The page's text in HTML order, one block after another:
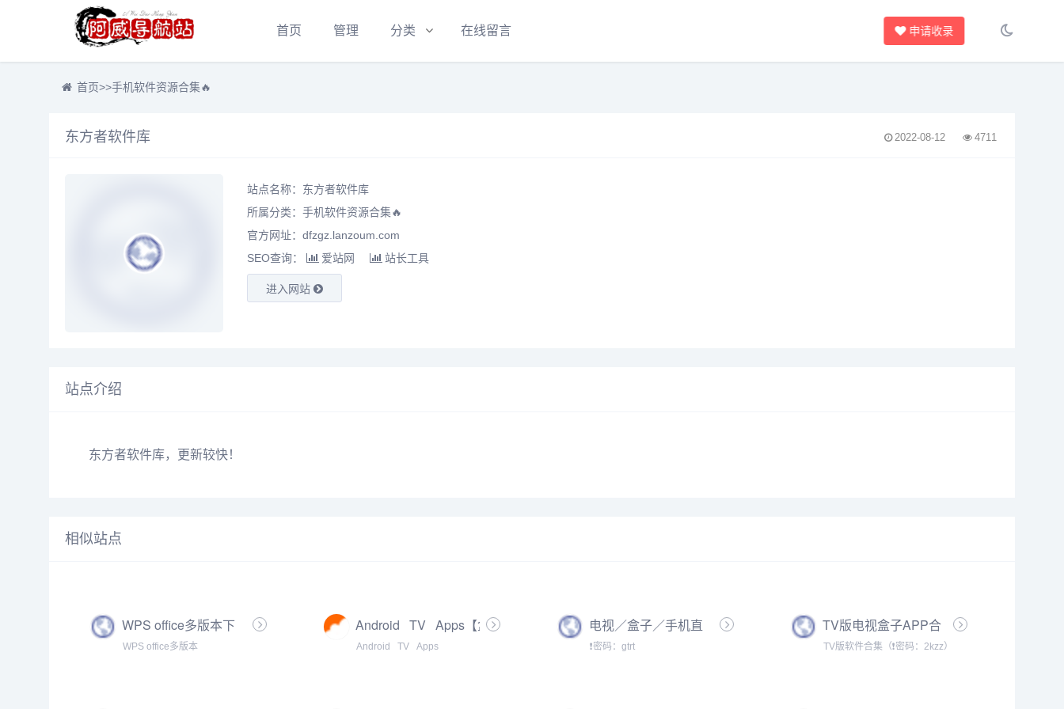
首页 管理 分类 在线留言 申请收录
首页>>手机软件资源合集🔥
东方者软件库 2022-08-12 4711
站点名称：东方者软件库
所属分类： 手机软件资源合集🔥
官方网址：dfzgz.lanzoum.com
SEO查询：
爱站网 站长工具
进入网站
站点介绍
东方者软件库，更新较快！
相似站点
WPS office多版本下
载合集 · 语雀【办公资
WPS office多版本
Android⠀TV⠀Apps【盒
子TV大全】
Android⠀TV⠀Apps
电视／盒子／手机直
播应用TV版合集（密
❗密码：gtrt
TV版电视盒子APP合
集
TV版软件合集（❗密码：2kzz）